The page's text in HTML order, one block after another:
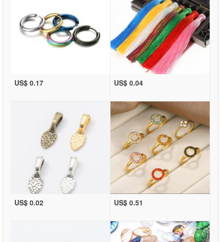
US$ 0.17 US$ 0.04
US$ 0.02 US$ 0.51